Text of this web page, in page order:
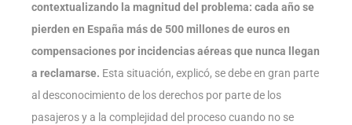
contextualizando la magnitud del problema: cada año se
pierden en España más de 500 millones de euros en
compensaciones por incidencias aéreas que nunca llegan
a reclamarse. Esta situación, explicó, se debe en gran parte
al desconocimiento de los derechos por parte de los
pasajeros y a la complejidad del proceso cuando no se